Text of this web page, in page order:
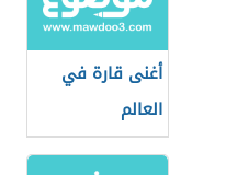
أغنى قارة في
العالم